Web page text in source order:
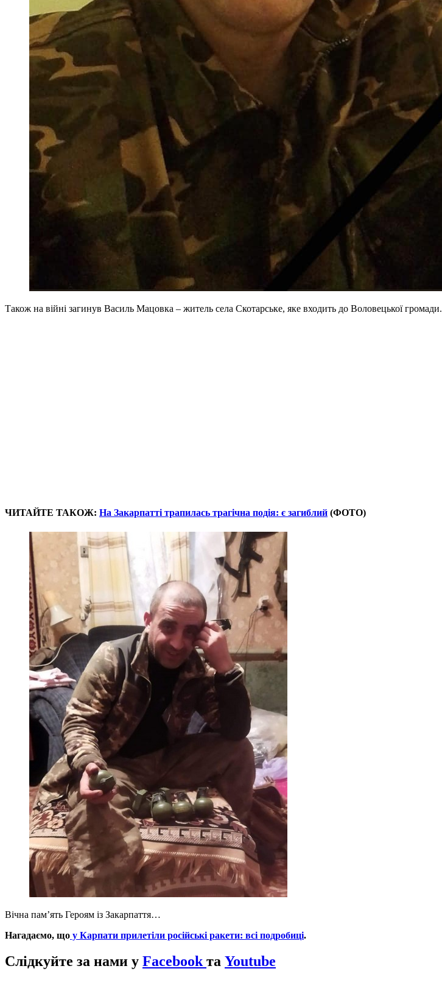
Також на війні загинув Василь Мацовка – житель села Скотарське, яке входить до Воловецької громади.
ЧИТАЙТЕ ТАКОЖ: На Закарпатті трапилась трагічна подія: є загиблий (ФОТО)
Вічна пам’ять Героям із Закарпаття…
Нагадаємо, що у Карпати прилетіли російські ракети: всі подробиці.
Слідкуйте за нами у Facebook та Youtube